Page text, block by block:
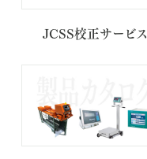
JCSS校正サービス